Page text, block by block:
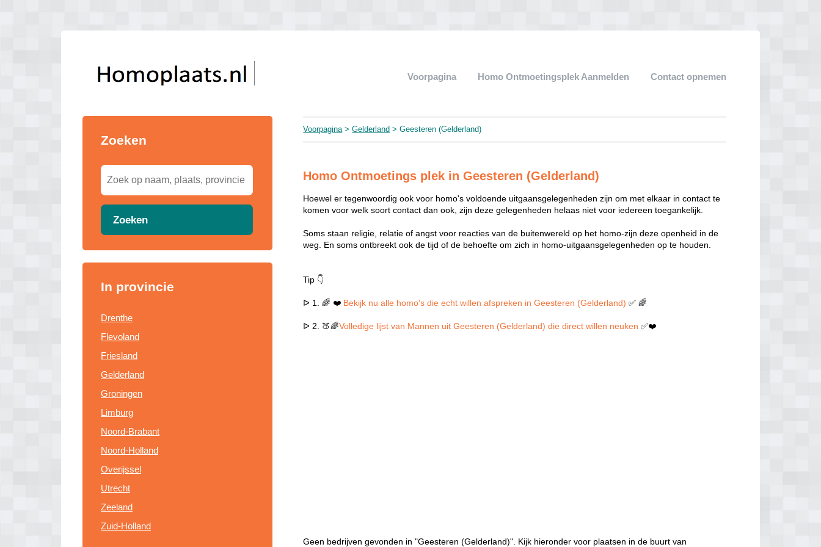
Voorpagina Homo Ontmoetingsplek Aanmelden Contact opnemen
Zoeken
Zoeken
In provincie
Drenthe
Flevoland
Friesland
Gelderland
Groningen
Limburg
Noord-Brabant
Noord-Holland
Overijssel
Utrecht
Zeeland
Zuid-Holland
Voorpagina>Gelderland > Geesteren (Gelderland)
Homo Ontmoetings plek in Geesteren (Gelderland)
Hoewel er tegenwoordig ook voor homo's voldoende uitgaansgelegenheden zijn om met elkaar in contact te
komen voor welk soort contact dan ook, zijn deze gelegenheden helaas niet voor iedereen toegankelijk.
Soms staan religie, relatie of angst voor reacties van de buitenwereld op het homo-zijn deze openheid in de
weg. En soms ontbreekt ook de tijd of de behoefte om zich in homo-uitgaansgelegenheden op te houden.
Tip 👇
ᐅ 1. 🌈 ❤️ Bekijk nu alle homo's die echt willen afspreken in Geesteren (Gelderland) ✅ 🌈
ᐅ 2. 🍑🌈Volledige lijst van Mannen uit Geesteren (Gelderland) die direct willen neuken✅❤️
Geen bedrijven gevonden in "Geesteren (Gelderland)". Kijk hieronder voor plaatsen in de buurt van